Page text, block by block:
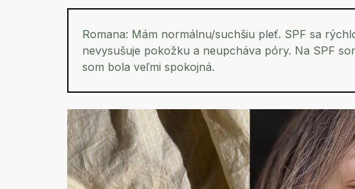
Romana: Mám normálnu/suchšiu pleť. SPF sa
nevysušuje pokožku a neupcháva póry. Na SPF
som bola veľmi spokojná.